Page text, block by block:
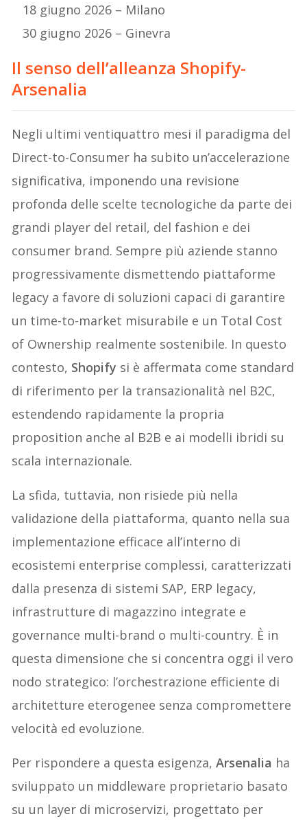
18 giugno 2026 – Milano
30 giugno 2026 – Ginevra
Il senso dell’alleanza Shopify-
Arsenalia
Negli ultimi ventiquattro mesi il paradigma del
Direct-to-Consumer ha subito un’accelerazione
significativa, imponendo una revisione
profonda delle scelte tecnologiche da parte dei
grandi player del retail, del fashion e dei
consumer brand. Sempre più aziende stanno
progressivamente dismettendo piattaforme
legacy a favore di soluzioni capaci di garantire
un time-to-market misurabile e un Total Cost
of Ownership realmente sostenibile. In questo
contesto, Shopify si è affermata come standard
di riferimento per la transazionalità nel B2C,
estendendo rapidamente la propria
proposition anche al B2B e ai modelli ibridi su
scala internazionale.
La sfida, tuttavia, non risiede più nella
validazione della piattaforma, quanto nella sua
implementazione efficace all’interno di
ecosistemi enterprise complessi, caratterizzati
dalla presenza di sistemi SAP, ERP legacy,
infrastrutture di magazzino integrate e
governance multi-brand o multi-country. È in
questa dimensione che si concentra oggi il vero
nodo strategico: l’orchestrazione efficiente di
architetture eterogenee senza compromettere
velocità ed evoluzione.
Per rispondere a questa esigenza,Arsenalia ha
sviluppato un middleware proprietario basato
su un layer di microservizi, progettato per